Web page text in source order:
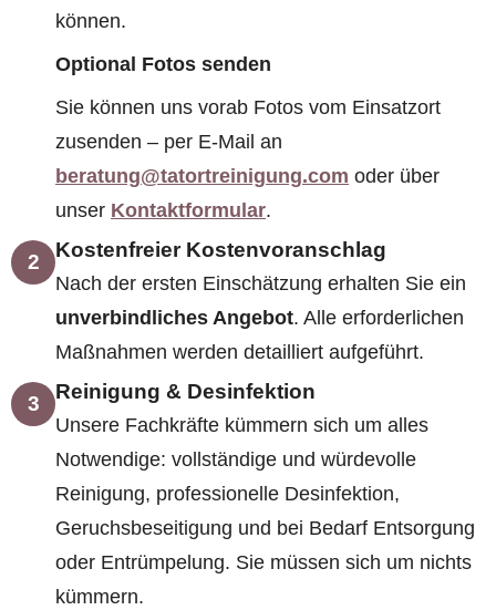
können.
Optional Fotos senden
Sie können uns vorab Fotos vom Einsatzort
zusenden – per E-Mail an
beratung@tatortreinigung.com oder über
unser Kontaktformular.
2 Kostenfreier Kostenvoranschlag
Nach der ersten Einschätzung erhalten Sie ein
unverbindliches Angebot. Alle erforderlichen
Maßnahmen werden detailliert aufgeführt.
3 Reinigung & Desinfektion
Unsere Fachkräfte kümmern sich um alles
Notwendige: vollständige und würdevolle
Reinigung, professionelle Desinfektion,
Geruchsbeseitigung und bei Bedarf Entsorgung
oder Entrümpelung. Sie müssen sich um nichts
kümmern.